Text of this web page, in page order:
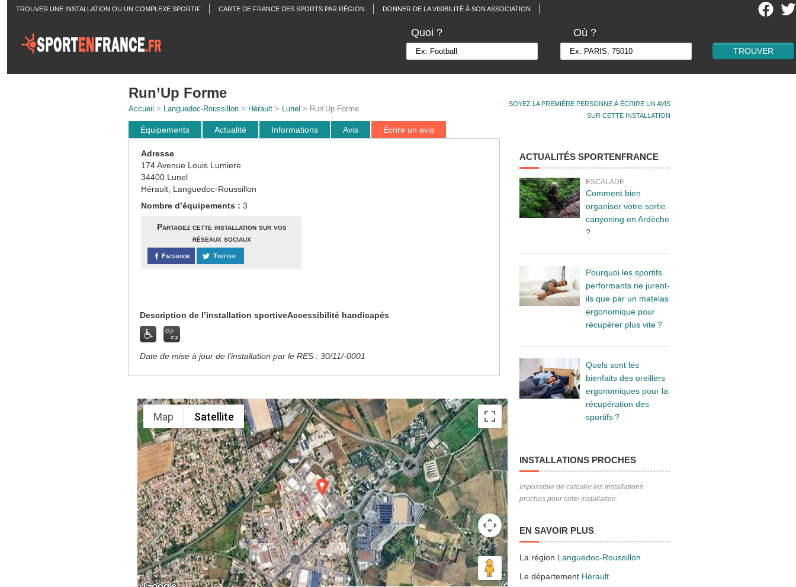
TROUVER UNE INSTALLATION OU UN COMPLEXE SPORTIF CARTE DE FRANCE DES SPORTS PAR RÉGION DONNER DE LA VISIBILITÉ À SON ASSOCIATION
Quoi ? Où ?
SOYEZ LA PREMIÈRE PERSONNE À ÉCRIRE UN AVIS
SUR CETTE INSTALLATION
Run’Up Forme
Accueil > Languedoc-Roussillon> Hérault> Lunel > Run’Up Forme
Équipements Actualité Informations Avis Écrire un avis
Adresse
174 Avenue Louis Lumiere
34400 Lunel
Hérault, Languedoc-Roussillon
Nombre d’équipements : 3
Partagez cette installation sur vos
réseaux sociaux
Facebook Twitter
Description de l’installation sportiveAccessibilité handicapés
Date de mise à jour de l’installation par le RES : 30/11/-0001
Map Satellite
ACTUALITÉS SPORTENFRANCE
ESCALADE
Comment bien
organiser votre sortie
canyoning en Ardèche
?
Pourquoi les sportifs
performants ne jurent-
ils que par un matelas
ergonomique pour
récupérer plus vite ?
Quels sont les
bienfaits des oreillers
ergonomiques pour la
récupération des
sportifs ?
INSTALLATIONS PROCHES
Impossible de calculer les installations
proches pour cette installation.
EN SAVOIR PLUS
La région Languedoc-Roussillon
Le département Hérault